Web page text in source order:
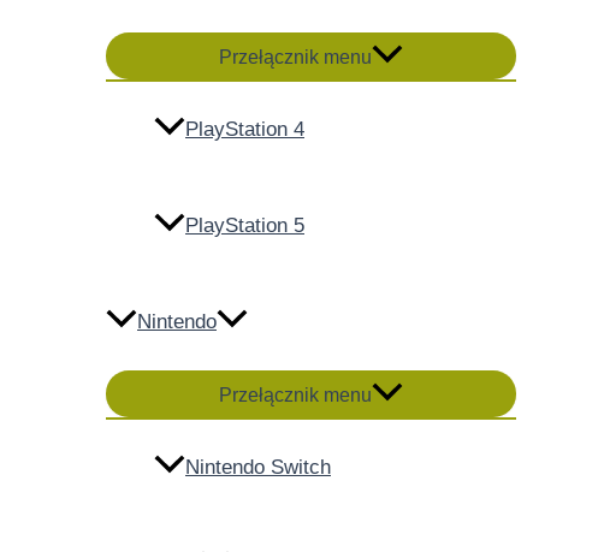
Przełącznik menu
PlayStation 4
PlayStation 5
Nintendo
Przełącznik menu
Nintendo Switch